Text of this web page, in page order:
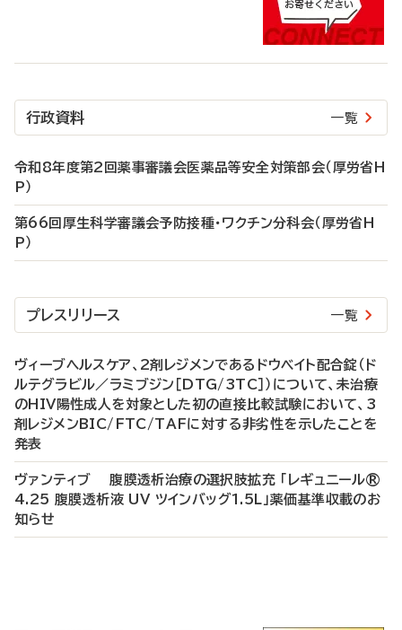
行政資料 一覧
令和8年度第2回薬事審議会医薬品等安全対策部会（厚労省H
P）
第66回厚生科学審議会予防接種・ワクチン分科会（厚労省H
P）
プレスリリース 一覧
ヴィーブヘルスケア、2剤レジメンであるドウベイト配合錠（ド
ルテグラビル／ラミブジン［DTG/3TC］）について、未治療
のHIV陽性成人を対象とした初の直接比較試験において、3
剤レジメンBIC/FTC/TAFに対する非劣性を示したことを
発表
ヴァンティブ 腹膜透析治療の選択肢拡充 「レギュニール®
4.25 腹膜透析液 UV ツインバッグ1.5L」薬価基準収載のお
知らせ